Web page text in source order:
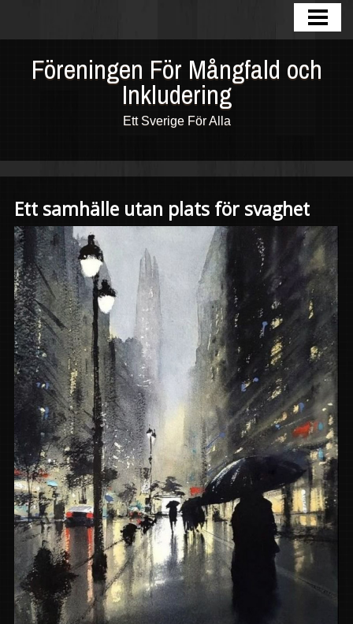
MÅNGFALD
MOT RASISM
FORUM
COMMUNITY
Föreningen För Mångfald och
Inkludering
Ett Sverige För Alla
Ett samhälle utan plats för svaghet